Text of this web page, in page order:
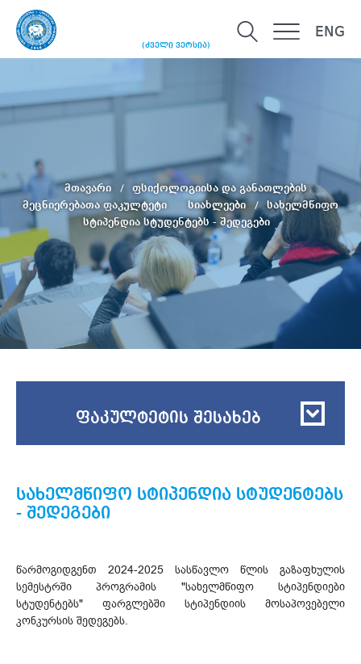
(ძველი ვერსია)
ENG
მთავარი
ფსიქოლოგიისა და განათლების
მეცნიერებათა ფაკულტეტი
სიახლეები
სახელმწიფო
სტიპენდია სტუდენტებს - შედეგები
ფაკულტეტის შესახებ
სახელმწიფო სტიპენდია სტუდენტებს
- შედეგები
წარმოგიდგენთ 2024-2025 სასწავლო წლის გაზაფხულის
სემესტრში პროგრამის "სახელმწიფო სტიპენდიები
სტუდენტებს" ფარგლებში სტიპენდიის მოსაპოვებელი
კონკურსის შედეგებს.